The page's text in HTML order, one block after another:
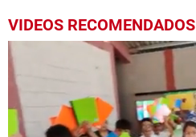
VIDEOS RECOMENDADOS